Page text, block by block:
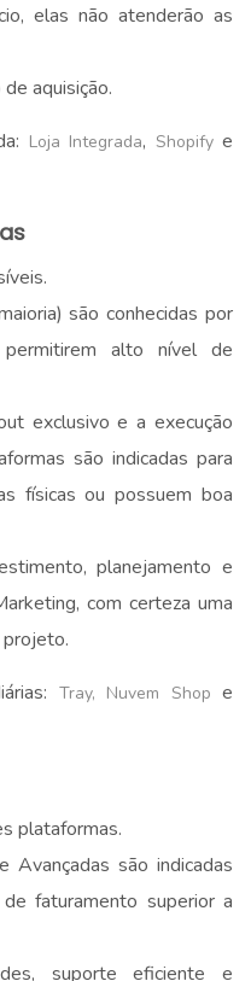
elas não atenderão as
aquisição.
Loja Integrada, Shopifye
são conhecidas por
alto nível de
exclusivo e a execução
são indicadas para
físicas ou possuem boa
planejamento e
com certeza uma
Tray, Nuvem Shop e
plataformas.
Avançadas são indicadas
faturamento superior a
suporte eficiente e